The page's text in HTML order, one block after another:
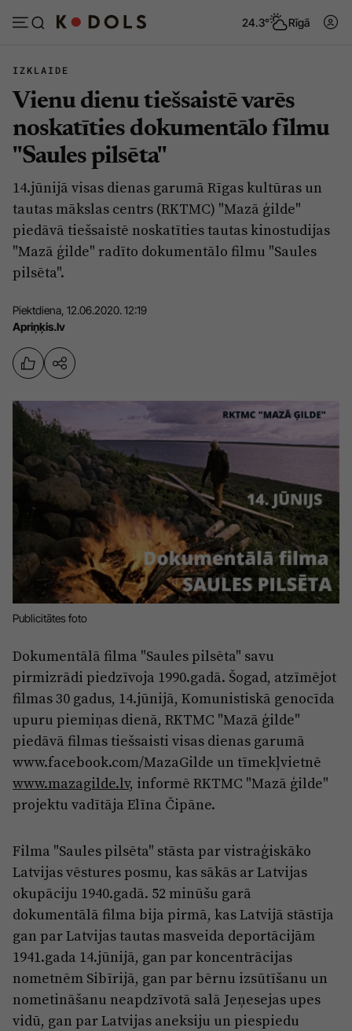
24.3° Rīgā
Abonēt Pieslēgties
Ziņas
Politika
Pašvaldības
Izglītība
Veselība
Ģimene
Sports
Drošība
Viedokļi
Dzīve un ticība
Ekonomika
Pierīga
Mārupe
Olaine
Sigulda
Jūrmala
Projekti
Mediju atbalsta fonds
Zivju fonds
Zaļā nākotne
Iedvesmai nav vecuma
Kodols
Kontakti
Reklāma
Par laikrakstu
Privātuma politika
Pārredzamības paziņojumi
Sludinājumi
IZKLAIDE
Vienu dienu tiešsaistē varēs
noskatīties dokumentālo filmu
"Saules pilsēta"
14.jūnijā visas dienas garumā Rīgas kultūras un
tautas mākslas centrs (RKTMC) "Mazā ģilde"
piedāvā tiešsaistē noskatīties tautas kinostudijas
"Mazā ģilde" radīto dokumentālo filmu "Saules
pilsēta".
Piektdiena, 12.06.2020. 12:19
Apriņķis.lv
Publicitātes foto
Dokumentālā filma "Saules pilsēta" savu
pirmizrādi piedzīvoja 1990.gadā. Šogad, atzīmējot
filmas 30 gadus, 14.jūnijā, Komunistiskā genocīda
upuru piemiņas dienā, RKTMC "Mazā ģilde"
piedāvā filmas tiešsaisti visas dienas garumā
www.facebook.com/MazaGilde un tīmekļvietnē
www.mazagilde.lv, informē RKTMC "Mazā ģilde"
projektu vadītāja Elīna Čipāne.
Filma "Saules pilsēta" stāsta par vistraģiskāko
Latvijas vēstures posmu, kas sākās ar Latvijas
okupāciju 1940.gadā. 52 minūšu garā
dokumentālā filma bija pirmā, kas Latvijā stāstīja
gan par Latvijas tautas masveida deportācijām
1941.gada 14.jūnijā, gan par koncentrācijas
nometnēm Sibīrijā, gan par bērnu izsūtīšanu un
nometināšanu neapdzīvotā salā Jeņesejas upes
vidū, gan par Latvijas aneksiju un piespiedu